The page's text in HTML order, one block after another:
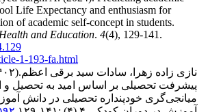
Life Expectancy and enthusiasm for
of academic self-concept in students.
Health and Education.4(4), 129-141.
1-193-fa.html
نازی زاده زهرا، سادات سید برقی اعظم.(۱۴۰۲).
پیشرفت تحصیلی بر اساس امید به تحصیل و
میانجی‌گری خودپنداره تحصیلی در دانش